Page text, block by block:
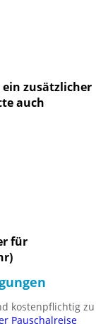
ein zusätzlicher
auch
für
kostenpflichtig
Pauschalreise